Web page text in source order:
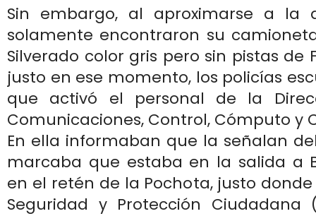
Sin embargo, al aproximarse a la
solamente encontraron su
Silverado color gris pero sin pistas de
justo en ese momento, los policías
que activó el personal de la
Comunicaciones, Control, Cómputo y
En ella informaban que la señalan
marcaba que estaba en la salida a
en el retén de la Pochota, justo
Seguridad y Protección